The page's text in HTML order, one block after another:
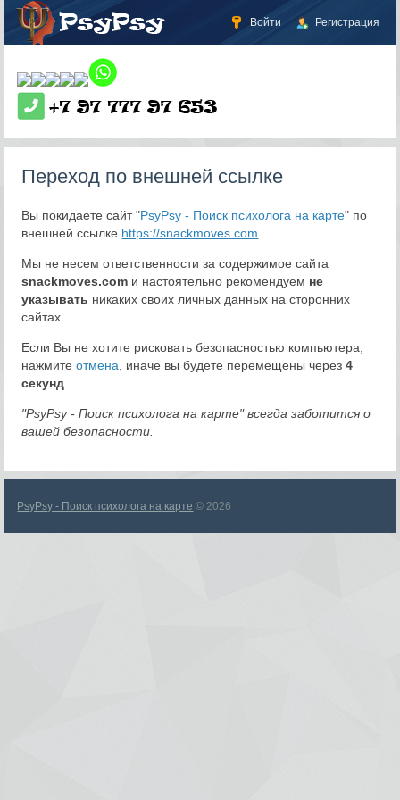
Войти Регистрация
Переход по внешней ссылке
Вы покидаете сайт "PsyPsy - Поиск психолога на карте" по
внешней ссылке https://snackmoves.com
Мы не несем ответственности за содержимое сайта
snackmoves.com и настоятельно рекомендуем не
указывать никаких своих личных данных на сторонних
сайтах.
Если Вы не хотите рисковать безопасностью компьютера,
нажмитеотмена , иначе вы будете перемещены через4
секунд
"PsyPsy - Поиск психолога на карте" всегда заботится о
вашей безопасности.
PsyPsy - Поиск психолога на карте © 2026